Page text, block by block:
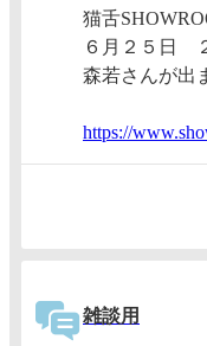
猫舌
６月２５日
森若さんが出
https://www.sh
雑談用